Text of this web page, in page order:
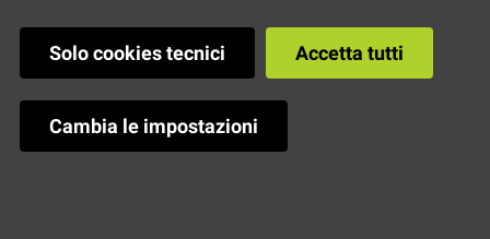
Solo cookies tecnici Accetta tutti
Cambia le impostazioni